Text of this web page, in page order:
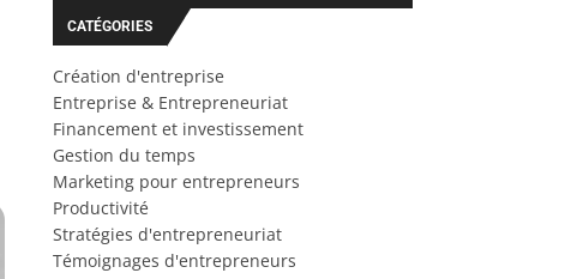
CATÉGORIES
Création d'entreprise
Entreprise & Entrepreneuriat
Financement et investissement
Gestion du temps
Marketing pour entrepreneurs
Productivité
Stratégies d'entrepreneuriat
Témoignages d'entrepreneurs